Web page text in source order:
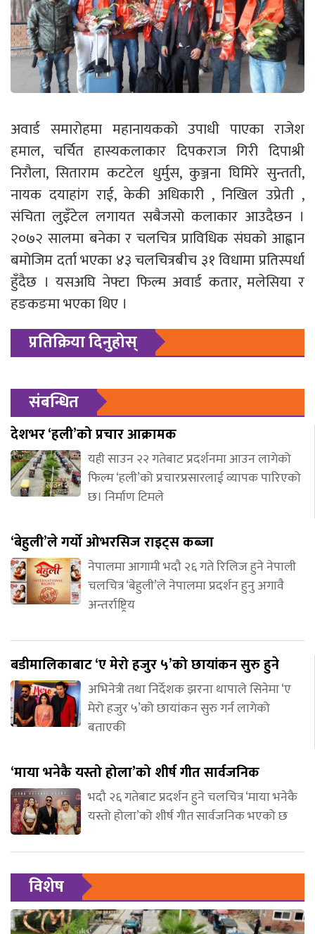
अवार्ड समारोहमा महानायकको उपाधी पाएका राजेश
हमाल, चर्चित हास्यकलाकार दिपकराज गिरी दिपाश्री
निरौला, सिताराम कटटेल धुर्मुस, कुञ्जना घिमिरे सुन्तती,
नायक दयाहांग राई, केकी अधिकारी , निखिल उप्रेती ,
संचिता लुइँटेल लगायत सबैजसो कलाकार आउदैछन ।
२०७२ सालमा बनेका र चलचित्र प्राविधिक संघको आह्वान
बमोजिम दर्ता भएका ४३ चलचित्रबीच ३१ विधामा प्रतिस्पर्धा
हुँदैछ । यसअघि नेफ्टा फिल्म अवार्ड कतार, मलेसिया र
हङकङमा भएका थिए ।
प्रतिक्रिया दिनुहोस्
संबन्धित
देशभर ‘हली’को प्रचार आक्रामक
यही साउन २२ गतेबाट प्रदर्शनमा आउन लागेको
फिल्म ‘हली’को प्रचारप्रसारलाई व्यापक पारिएको
छ। निर्माण टिमले
‘बेहुली’ले गर्यो ओभरसिज राइट्स कब्जा
नेपालमा आगामी भदौ २६ गते रिलिज हुने नेपाली
चलचित्र ‘बेहुली’ले नेपालमा प्रदर्शन हुनु अगावै
अन्तर्राष्ट्रिय
बडीमालिकाबाट ‘ए मेरो हजुर ५’को छायांकन सुरु हुने
अभिनेत्री तथा निर्देशक झरना थापाले सिनेमा ‘ए
मेरो हजुर ५’को छायांकन सुरु गर्न लागेको
बताएकी
‘माया भनेकै यस्तो होला’को शीर्ष गीत सार्वजनिक
भदौ २६ गतेबाट प्रदर्शन हुने चलचित्र ‘माया भनेकै
यस्तो होला’को शीर्ष गीत सार्वजनिक भएको छ
विशेष